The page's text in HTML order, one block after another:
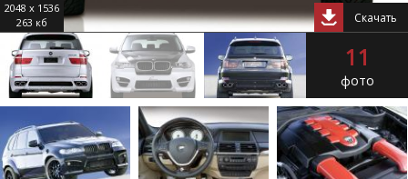
2048 x 1536
263 кб
Скачать
11
фото